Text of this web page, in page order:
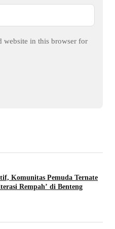
website in this browser for
Komunitas Pemuda Ternate
Rempah’ di Benteng